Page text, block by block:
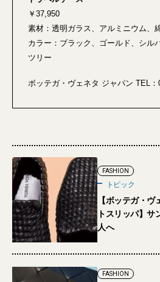
￥37,950
素材：透明ガラス、アルミニウム、
カラー：ブラック、ゴールド、シル
ツリー
ボッテガ・ヴェネタ ジャパン TEL：
FASHION
トピック
【ボッテガ・
トスリッパ】サ
人へ
FASHION